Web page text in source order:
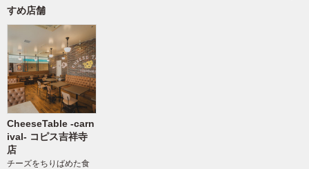
すめ店舗
CheeseTable -carn
ival- コピス吉祥寺
店
チーズをちりばめた食